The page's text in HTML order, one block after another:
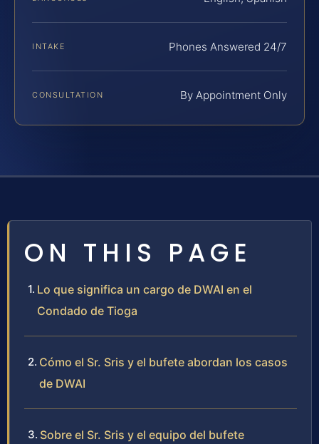
INTAKE Phones Answered 24/7
CONSULTATION By Appointment Only
ON THIS PAGE
Lo que significa un cargo de DWAI en el
Condado de Tioga
Cómo el Sr. Sris y el bufete abordan los casos
de DWAI
Sobre el Sr. Sris y el equipo del bufete